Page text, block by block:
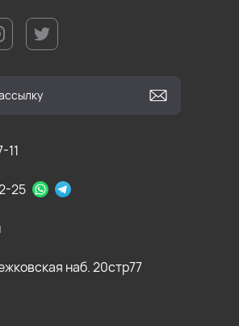
11
25
наб. 20стр77